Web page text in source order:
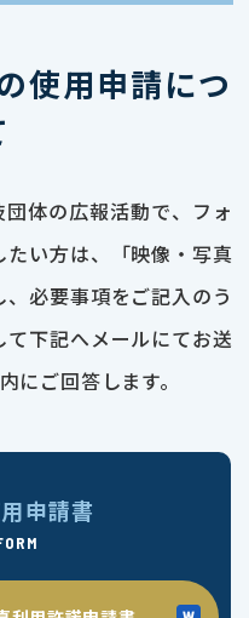
使用申請につ
体の広報活動で、フォ
たい方は、「映像・写真
必要事項をご記入のう
下記へメールにてお送
にご回答します。
申請書